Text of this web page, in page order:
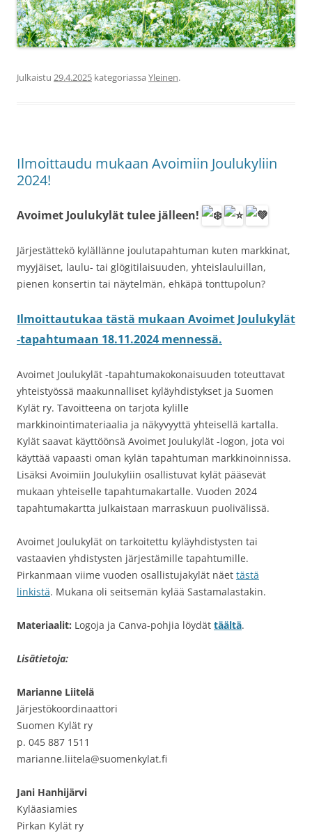
Julkaistu 29.4.2025 kategoriassa Yleinen.
Ilmoittaudu mukaan Avoimiin Joulukyliin
2024!
Avoimet Joulukylät tulee jälleen!
Järjestättekö kylällänne joulutapahtuman kuten markkinat,
myyjäiset, laulu- tai glögitilaisuuden, yhteislauluillan,
pienen konsertin tai näytelmän, ehkäpä tonttupolun?
Ilmoittautukaa tästä mukaan Avoimet Joulukylät
-tapahtumaan 18.11.2024 mennessä.
Avoimet Joulukylät -tapahtumakokonaisuuden toteuttavat
yhteistyössä maakunnalliset kyläyhdistykset ja Suomen
Kylät ry. Tavoitteena on tarjota kylille
markkinointimateriaalia ja näkyvyyttä yhteisellä kartalla.
Kylät saavat käyttöönsä Avoimet Joulukylät -logon, jota voi
käyttää vapaasti oman kylän tapahtuman markkinoinnissa.
Lisäksi Avoimiin Joulukyliin osallistuvat kylät pääsevät
mukaan yhteiselle tapahtumakartalle. Vuoden 2024
tapahtumakartta julkaistaan marraskuun puolivälissä.
Avoimet Joulukylät on tarkoitettu kyläyhdistysten tai
vastaavien yhdistysten järjestämille tapahtumille.
Pirkanmaan viime vuoden osallistujakylät näet tästä
linkistä. Mukana oli seitsemän kylää Sastamalastakin.
Materiaalit: Logoja ja Canva-pohjia löydät täältä.
Lisätietoja:
Marianne Liitelä
Järjestökoordinaattori
Suomen Kylät ry
p. 045 887 1511
marianne.liitela@suomenkylat.fi
Jani Hanhijärvi
Kyläasiamies
Pirkan Kylät ry